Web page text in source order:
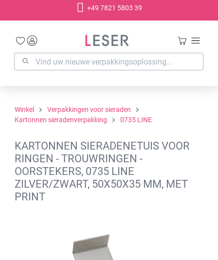
+49 7821 5803 39
Winkel
Verpakkingen voor sieraden
Kartonnen sieradenverpakking
0735 LINE
KARTONNEN SIERADENETUIS VOOR
RINGEN - TROUWRINGEN -
OORSTEKERS, 0735 LINE
ZILVER/ZWART, 50X50X35 MM, MET
PRINT